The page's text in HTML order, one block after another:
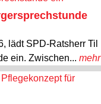
lädt SPD-Ratsherr Til
ein. Zwischen... mehr